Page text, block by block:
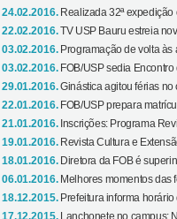
24.02.2016. Realizada 32ª
22.02.2016.TV USP Bauru estreia
03.02.2016. Programação de volta às
03.02.2016. FOB/USP sedia
29.01.2016.Ginástica agitou férias no
22.01.2016. FOB/USP prepara
21.01.2016. Inscrições: Programa
19.01.2016. Revista Cultura e
18.01.2016. Diretora da FOB é
06.01.2016. Melhores momentos das
18.12.2015. Prefeitura informa
17.12.2015.
Lanchonete no campus: